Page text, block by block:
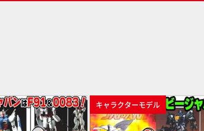
キャラクターモデル